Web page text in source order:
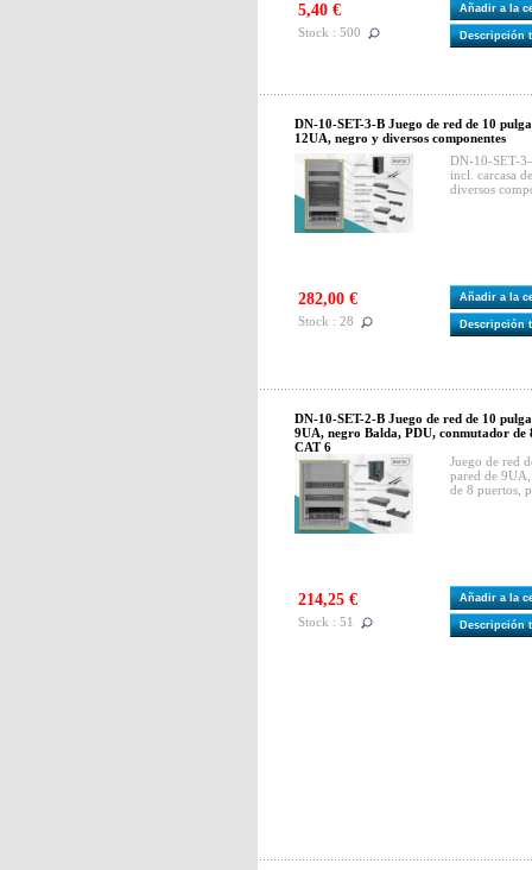
5,40 €
Stock : 500
Añadir a la
Descripción
DN-10-SET-3-B Juego de red de 10
12UA, negro y diversos componentes
DN-10-SET-
incl. carcasa
diversos
282,00 €
Stock : 28
Añadir a la
Descripción
DN-10-SET-2-B Juego de red de 10
9UA, negro Balda, PDU, conmutador de
CAT 6
Juego de red
pared de
de 8 puertos,
214,25 €
Stock : 51
Añadir a la
Descripción